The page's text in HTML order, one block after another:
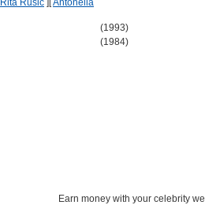
Rita Rusic ] [Antonella
(1993)
(1984)
Earn money with your celebrity